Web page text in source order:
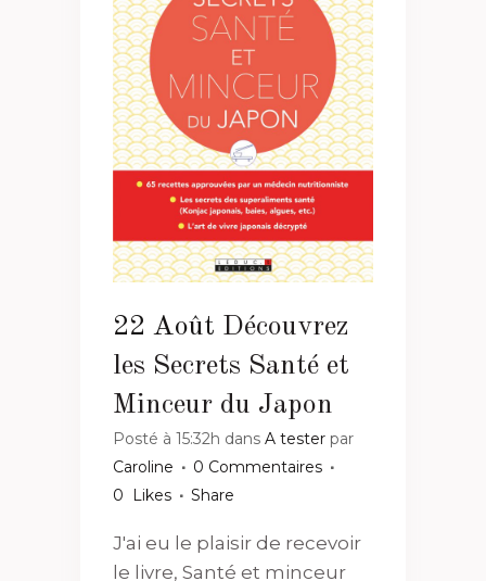
22 Août Découvrez
les Secrets Santé et
Minceur du Japon
Posté à 15:32h dans A tester par
Caroline
0 Commentaires
0
Likes Share
J'ai eu le plaisir de recevoir
le livre, Santé et minceur